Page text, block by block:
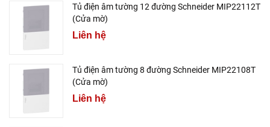
Tủ điện âm tường 12 đường Schneider MIP22112T
(Cửa mờ)
Liên hệ
Tủ điện âm tường 8 đường Schneider MIP22108T
(Cửa mờ)
Liên hệ